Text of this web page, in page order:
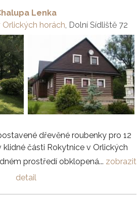
Lenka
Orlických horách, Dolní Sídliště 72
dřevěné roubenky pro 12
části Rokytnice v Orlických
prostředí obklopená... zobrazit
detail